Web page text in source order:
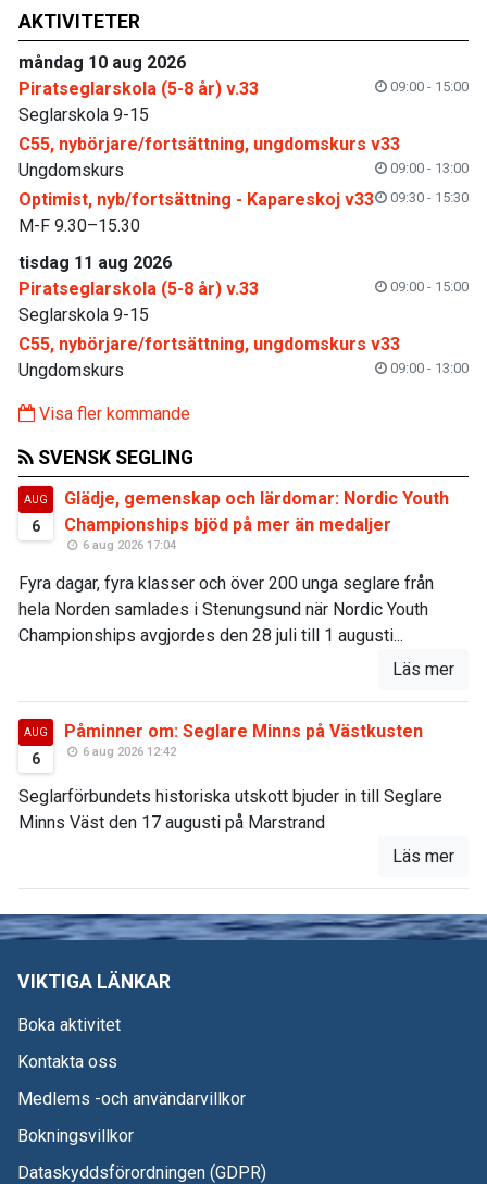
AKTIVITETER
måndag 10 aug 2026
Piratseglarskola (5-8 år) v.33
09:00 - 15:00
Seglarskola 9-15
C55, nybörjare/fortsättning, ungdomskurs v33
09:00 - 13:00
Ungdomskurs
Optimist, nyb/fortsättning - Kapareskoj v33
09:30 - 15:30
M-F 9.30–15.30
tisdag 11 aug 2026
Piratseglarskola (5-8 år) v.33
09:00 - 15:00
Seglarskola 9-15
C55, nybörjare/fortsättning, ungdomskurs v33
09:00 - 13:00
Ungdomskurs
Visa fler kommande
SVENSK SEGLING
AUG
6
Glädje, gemenskap och lärdomar: Nordic Youth
Championships bjöd på mer än medaljer
6 aug 2026 17:04
Fyra dagar, fyra klasser och över 200 unga seglare från
hela Norden samlades i Stenungsund när Nordic Youth
Championships avgjordes den 28 juli till 1 augusti...
Läs mer
AUG
6
Påminner om: Seglare Minns på Västkusten
6 aug 2026 12:42
Seglarförbundets historiska utskott bjuder in till Seglare
Minns Väst den 17 augusti på Marstrand
Läs mer
VIKTIGA LÄNKAR
Boka aktivitet
Kontakta oss
Medlems -och användarvillkor
Bokningsvillkor
Dataskyddsförordningen (GDPR)